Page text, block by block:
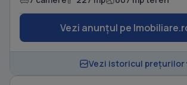
Vezi anunțul pe
Vezi istoricul prețurilor